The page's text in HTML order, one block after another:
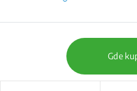
Gde